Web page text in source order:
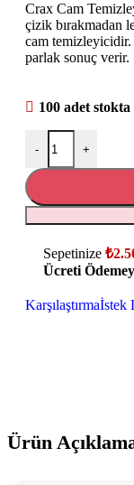
Crax Cam
çizik bırakmadan
cam temizleyicidir.
parlak sonuç verir.
100 adet stokta
- +
Sepetinize ₺
Ücreti
Karşılaştırmaİstek
Ürün